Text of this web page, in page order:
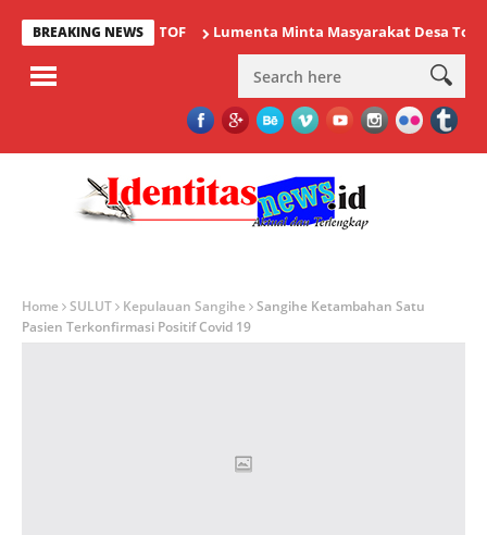
BREAKING NEWS Lumenta Minta Masyarakat Desa Tolok
Home SULUT Kepulauan Sangihe Sangihe Ketambahan Satu
Pasien Terkonfirmasi Positif Covid 19